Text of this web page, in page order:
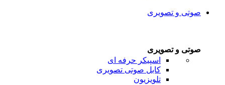
صوتی و تصویری
صوتی و تصویری
اسپیکر حرفه ای
کابل صوتی تصویری
تلویزیون